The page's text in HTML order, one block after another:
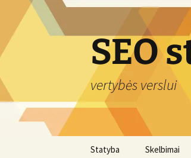
content
SEO
vertybės verslui
Statyba Skelbimai